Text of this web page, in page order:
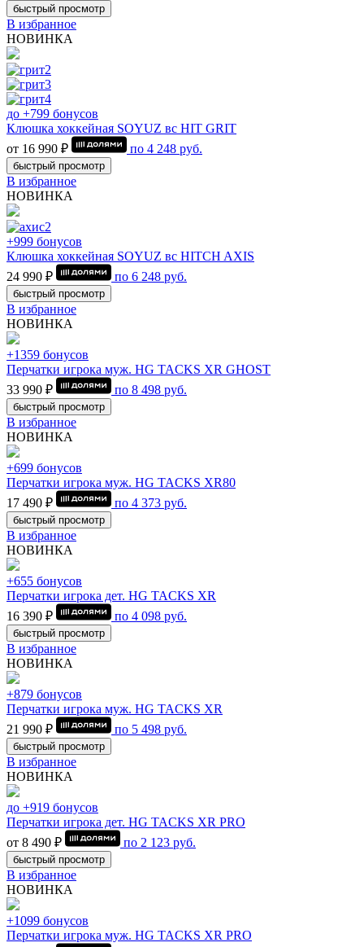
быстрый просмотр
В избранное
НОВИНКА
до +799 бонусов
Клюшка хоккейная SOYUZ вс HIT GRIT
от 16 990 ₽
по 4 248 руб.
быстрый просмотр
В избранное
НОВИНКА
+999 бонусов
Клюшка хоккейная SOYUZ вс HITCH AXIS
24 990 ₽
по 6 248 руб.
быстрый просмотр
В избранное
НОВИНКА
+1359 бонусов
Перчатки игрока муж. HG TACKS XR GHOST
33 990 ₽
по 8 498 руб.
быстрый просмотр
В избранное
НОВИНКА
+699 бонусов
Перчатки игрока муж. HG TACKS XR80
17 490 ₽
по 4 373 руб.
быстрый просмотр
В избранное
НОВИНКА
+655 бонусов
Перчатки игрока дет. HG TACKS XR
16 390 ₽
по 4 098 руб.
быстрый просмотр
В избранное
НОВИНКА
+879 бонусов
Перчатки игрока муж. HG TACKS XR
21 990 ₽
по 5 498 руб.
быстрый просмотр
В избранное
НОВИНКА
до +919 бонусов
Перчатки игрока дет. HG TACKS XR PRO
от 8 490 ₽
по 2 123 руб.
быстрый просмотр
В избранное
НОВИНКА
+1099 бонусов
Перчатки игрока муж. HG TACKS XR PRO